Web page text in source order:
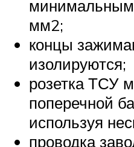
мм2;
концы
изолируются;
розетка ТСУ
поперечной
используя
проводка